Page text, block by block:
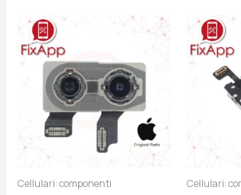
Cellulari: componenti Cellulari: